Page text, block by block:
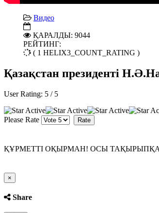
Видео
ҚАРАЛДЫ: 9044
РЕЙТИНГ:
( 1 HELIX3_COUNT_RATING )
Қазақстан президенті
User Rating: 5 / 5
Please Rate
ҚҰРМЕТТІ ОҚЫРМАН! ОСЫ ТАҚЫРЫПҚА
×
Share